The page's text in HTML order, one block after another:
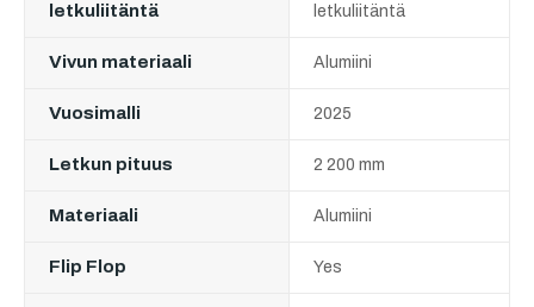
letkuliitäntä
letkuliitäntä
Vivun materiaali Alumiini
Vuosimalli 2025
Letkun pituus 2 200 mm
Materiaali Alumiini
Flip Flop Yes